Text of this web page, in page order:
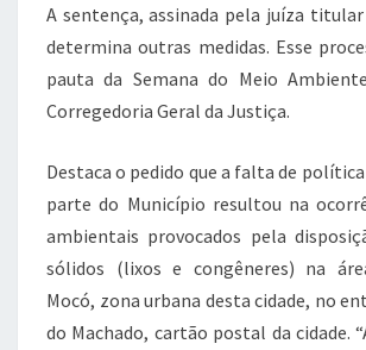
A sentença, assinada pela juíza
determina outras medidas. Esse
pauta da Semana do Meio
Corregedoria Geral da Justiça.
Destaca o pedido que a falta de
parte do Município resultou na
ambientais provocados pela
sólidos (lixos e congêneres) na
Mocó, zona urbana desta cidade, no
do Machado, cartão postal da cidade.